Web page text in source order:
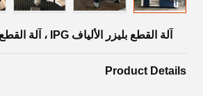
آلة القطع بليزر الألياف IPG ، آلة القطع بالليزر CNC بالليزر
Product Details